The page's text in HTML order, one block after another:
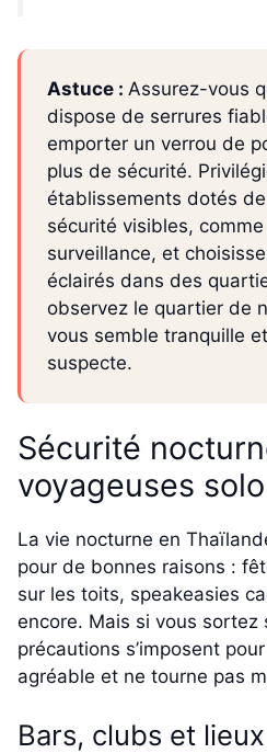
Astuce : Assurez-vous
dispose de serrures
emporter un verrou de
plus de sécurité.
établissements dotés
sécurité visibles,
surveillance, et
éclairés dans des
observez le quartier de
vous semble tranquille
suspecte.
Sécurité
voyageuses solo
La vie nocturne en
pour de bonnes raisons :
sur les toits, speakeasies
encore. Mais si vous sortez
précautions s’imposent
agréable et ne tourne pas
Bars, clubs et